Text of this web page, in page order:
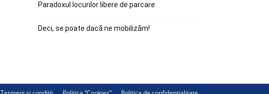
Paradoxul locurilor libere de parcare
Deci, se poate dacă ne mobilizăm!